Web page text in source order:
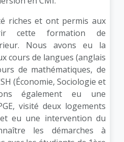
riches et ont permis aux
cette formation de
Nous avons eu la
cours de langues (anglais
de mathématiques, de
(Économie, Sociologie et
également eu une
visité deux logements
eu une intervention du
les démarches à